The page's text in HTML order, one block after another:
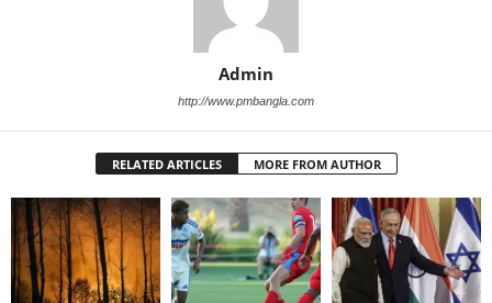
Admin
http://www.pmbangla.com
RELATED ARTICLES MORE FROM AUTHOR